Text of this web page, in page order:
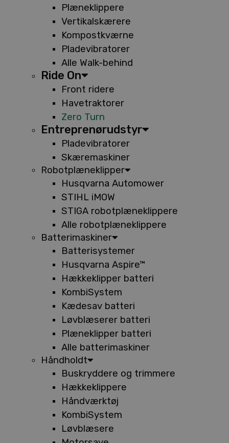
Plæneklippere
Vertikalskærere
Kompostkværne
Pladevibratorer
Alle Walk-behind
Ride On
Front ridere
Havetraktorer
Zero Turn
Entreprenørudstyr
Pladevibratorer
Skæremaskiner
Robotplæneklipper
Husqvarna Automower
STIHL iMOW
STIGA robotplæneklippere
Alle robotplæneklippere
Batterimaskiner
Batterisystemer
Husqvarna Aspire™
Hækkeklipper batteri
KombiSystem
Kædesav batteri
Løvblæserer batteri
Plæneklipper batteri
Alle batterimaskiner
Håndholdt
Buskryddere og trimmere
Hækkeklippere
Håndværktøj
KombiSystem
Løvblæsere